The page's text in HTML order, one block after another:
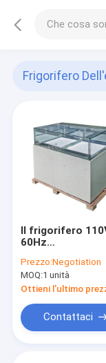
Frigorifero
Il frigorifero
60Hz
cioccolato del
refrigerato il
contenitore per
esposizione del
cioccolato
Prezzo:Negotiation
MOQ:1 unità
Ottieni l'ultimo
Contattaci